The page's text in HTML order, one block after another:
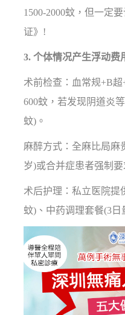
1500-2000蚊，但一定
证》!
3. 个体情况产生浮动费
术前检查：血常规+B
600蚊，若发现阴道炎
蚊)。
麻醉方式：全麻比局麻
岁)或合并症患者强制要
术后护理：私立医院提
蚊)、中药调理套餐(3日